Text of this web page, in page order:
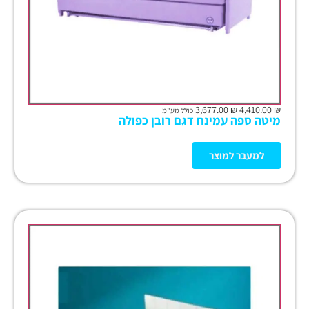
₪
4,410.00
₪ כולל מע"מ
מיטה ספה עמינח דגם רובן כפולה
למעבר למוצר